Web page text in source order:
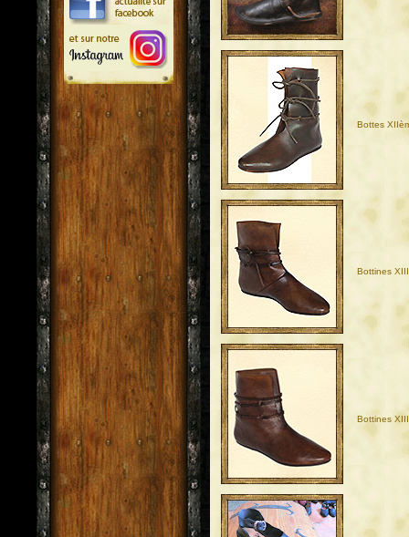
Bottes
Bottines
Bottines